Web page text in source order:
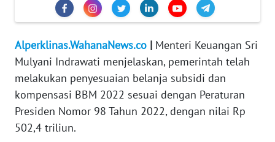
Alperklinas.WahanaNews.co | Menteri Keuangan Sri
Mulyani Indrawati menjelaskan, pemerintah telah
melakukan penyesuaian belanja subsidi dan
kompensasi BBM 2022 sesuai dengan Peraturan
Presiden Nomor 98 Tahun 2022, dengan nilai Rp
502,4 triliun.
PEDOMAN
MEDIA
SIBER
REDAKSI
KARIR